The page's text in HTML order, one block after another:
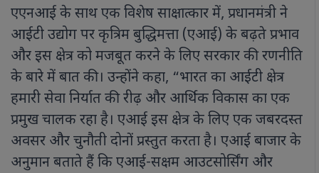
एएनआई के साथ एक विशेष साक्षात्कार में, प्रधानमंत्री ने
आईटी उद्योग पर कृत्रिम बुद्धिमत्ता (एआई) के बढ़ते प्रभाव
और इस क्षेत्र को मजबूत करने के लिए सरकार की रणनीति
के बारे में बात की। उन्होंने कहा, “भारत का आईटी क्षेत्र
हमारी सेवा निर्यात की रीढ़ और आर्थिक विकास का एक
प्रमुख चालक रहा है। एआई इस क्षेत्र के लिए एक जबरदस्त
अवसर और चुनौती दोनों प्रस्तुत करता है। एआई बाजार के
अनुमान बताते हैं कि एआई-सक्षम आउटसोर्सिंग और